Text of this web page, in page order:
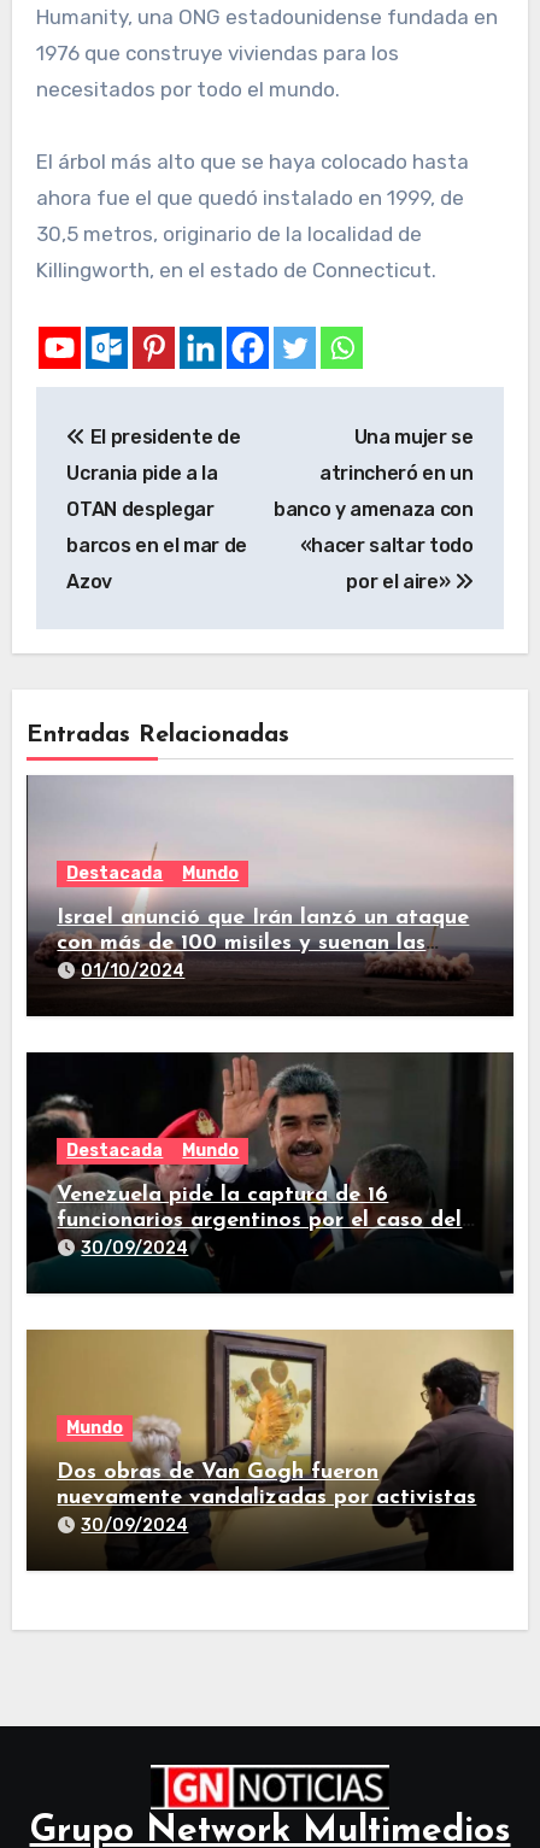
Humanity, una ONG estadounidense fundada en
1976 que construye viviendas para los
necesitados por todo el mundo.
El árbol más alto que se haya colocado hasta
ahora fue el que quedó instalado en 1999, de
30,5 metros, originario de la localidad de
Killingworth, en el estado de Connecticut.
El presidente de
Ucrania pide a la
OTAN desplegar
barcos en el mar de
Azov
Una mujer se
atrincheró en un
banco y amenaza con
«hacer saltar todo
por el aire»
Entradas Relacionadas
Destacada Mundo
Israel anunció que Irán lanzó un ataque
con más de 100 misiles y suenan las
sirenas en todo el país
01/10/2024
Destacada Mundo
Venezuela pide la captura de 16
funcionarios argentinos por el caso del
avión iraní que estuvo en Buenos Aires
30/09/2024
Mundo
Dos obras de Van Gogh fueron
nuevamente vandalizadas por activistas
30/09/2024
Grupo Network Multimedios